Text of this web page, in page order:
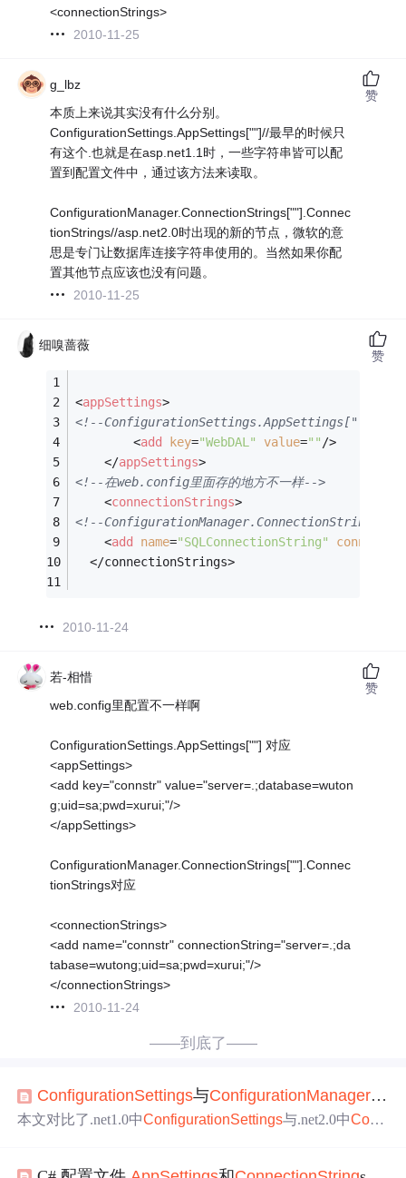
<connectionStrings>
2010-11-25
g_lbz
本质上来说其实没有什么分别。
ConfigurationSettings.AppSettings[""]//最早的时候只
有这个.也就是在asp.net1.1时，一些字符串皆可以配
置到配置文件中，通过该方法来读取。
ConfigurationManager.ConnectionStrings[""].Connec
tionStrings//asp.net2.0时出现的新的节点，微软的意
思是专门让数据库连接字符串使用的。当然如果你配
置其他节点应该也没有问题。
2010-11-25
赞
细嗅蔷薇
<appSettings>
<!--ConfigurationSettings.AppSettings[""]-->
<add key="WebDAL" value="" />
</appSettings>
<!--在web.config里面存的地方不一样-->
<connectionStrings>
<!--
<add name="SQLConnectionString"
  </connectionStrings>
2010-11-24
赞
若-相惜
web.config里配置不一样啊
ConfigurationSettings.AppSettings[""] 对应
<appSettings>
<add key="connstr" value="server=.;database=wuton
g;uid=sa;pwd=xurui;"/>
</appSettings>
ConfigurationManager.ConnectionStrings[""].Connec
tionStrings对应
<connectionStrings>
<add name="connstr" connectionString="server=.;da
tabase=wutong;uid=sa;pwd=xurui;"/>
</connectionStrings>
2010-11-24
赞
——到底了——
ConfigurationSettings与ConfigurationManager的
本文对比了.net1.0中ConfigurationSettings与.net2.0中Confi